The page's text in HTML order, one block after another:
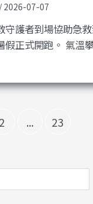
/ 2026-07-07
守護者到場協助急
假正式開跑。 氣溫
2 ... 23